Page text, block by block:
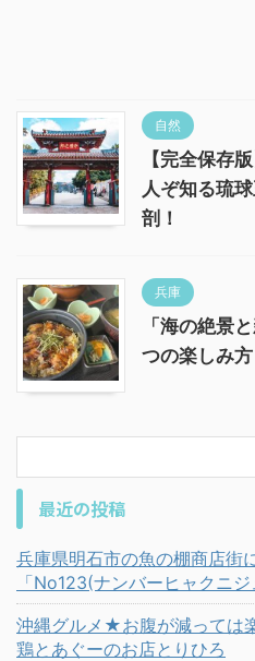
自然
【完全保存
人ぞ知る琉
剖！
兵庫
「海の絶景
つの楽しみ方
最近の投稿
兵庫県明石市の魚の棚商店街
「No123(ナンバーヒャクニ
沖縄グルメ★お腹が減っては
鶏とあぐーのお店とりひろ